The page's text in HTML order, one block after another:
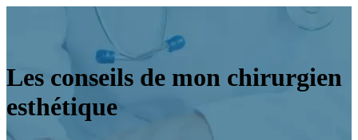
Les conseils de mon chirurgien
esthétique